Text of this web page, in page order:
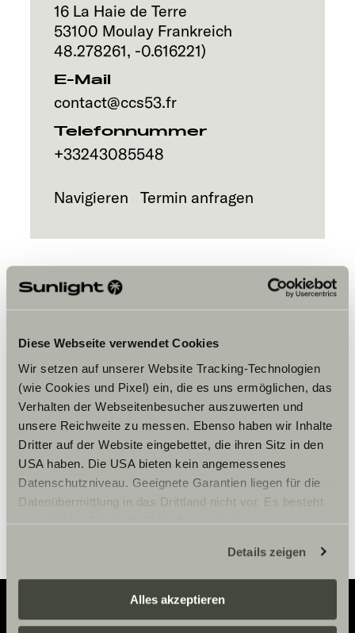
Diese Webseite verwendet Cookies
Wir setzen auf unserer Website Tracking-Technologien
(wie Cookies und Pixel) ein, die es uns ermöglichen, das
Verhalten der Webseitenbesucher auszuwerten und
unsere Reichweite zu messen. Ebenso haben wir Inhalte
Dritter auf der Website eingebettet, die ihren Sitz in den
USA haben. Die USA bieten kein angemessenes
Datenschutzniveau. Geeignete Garantien liegen für die
Datenübermittlung in das Drittland nicht vor. Es besteht
ein erhöhtes Risiko für Betroffene, da diesen
zustehen. Eingesetzte Dienstleister können Daten für
eigene Zwecke verarbeiten und mit anderen Daten
zusammenführen. Weitere Informationen finden Sie hier:
Datenschutzerklärung
Details zeigen
Alles akzeptieren
16 La Haie de Terre
53100 Moulay Frankreich
48.278261, -0.616221)
E-Mail
contact@ccs53.fr
Telefonnummer
+33243085548
Navigieren Termin anfragen
Cookies, um die Inhalte zu sehen.
Cookie-Einstellungen